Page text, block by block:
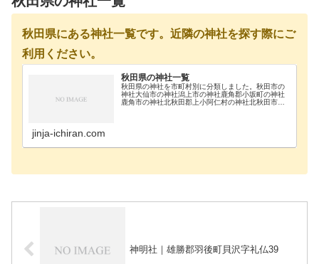
秋田県にある神社一覧です。近隣の神社を探す際にご
利用ください。
秋田県の神社一覧
秋田県の神社を市町村別に分類しました。秋田市の
神社大仙市の神社潟上市の神社鹿角郡小坂町の神社
鹿角市の神社北秋田郡上小阿仁村の神社北秋田市の
jinja-ichiran.com
神明社｜雄勝郡羽後町貝沢字礼仏39